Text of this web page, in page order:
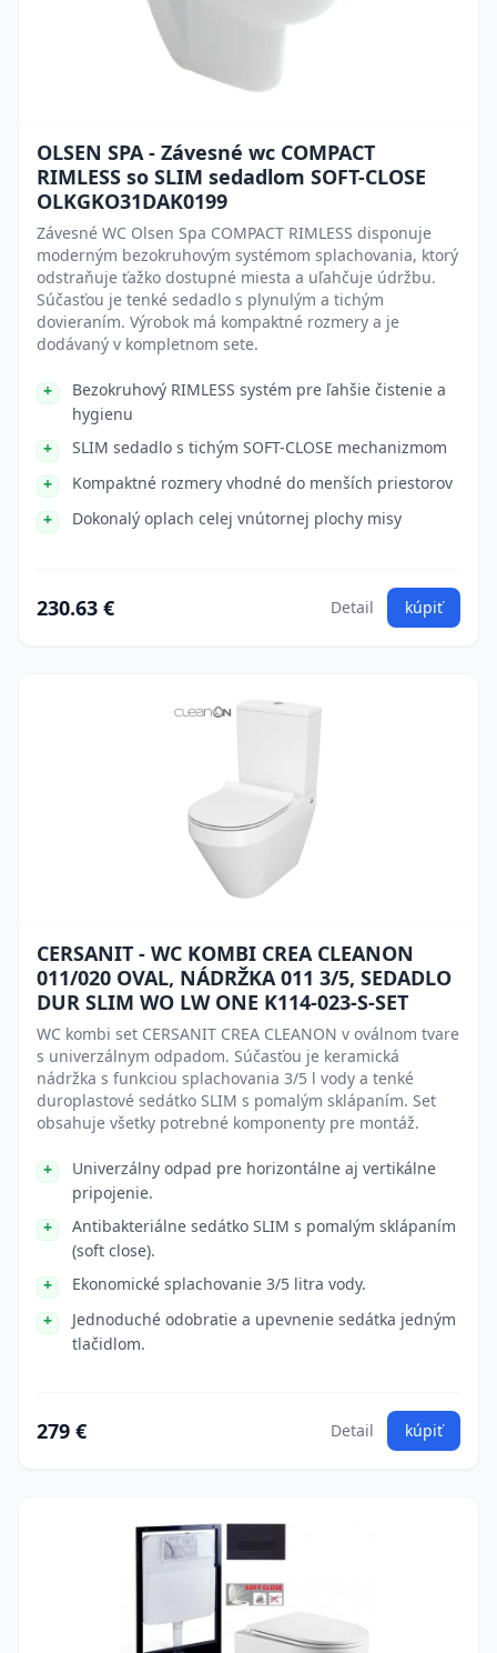
OLSEN SPA - Závesné wc COMPACT
RIMLESS so SLIM sedadlom SOFT-CLOSE
OLKGKO31DAK0199
Závesné WC Olsen Spa COMPACT RIMLESS disponuje
moderným bezokruhovým systémom splachovania, ktorý
odstraňuje ťažko dostupné miesta a uľahčuje údržbu.
Súčasťou je tenké sedadlo s plynulým a tichým
dovieraním. Výrobok má kompaktné rozmery a je
dodávaný v kompletnom sete.
Bezokruhový RIMLESS systém pre ľahšie čistenie a
hygienu
SLIM sedadlo s tichým SOFT-CLOSE mechanizmom
Kompaktné rozmery vhodné do menších priestorov
Dokonalý oplach celej vnútornej plochy misy
230.63 € Detail kúpiť
CERSANIT - WC KOMBI CREA CLEANON
011/020 OVAL, NÁDRŽKA 011 3/5, SEDADLO
DUR SLIM WO LW ONE K114-023-S-SET
WC kombi set CERSANIT CREA CLEANON v oválnom tvare
s univerzálnym odpadom. Súčasťou je keramická
nádržka s funkciou splachovania 3/5 l vody a tenké
duroplastové sedátko SLIM s pomalým sklápaním. Set
obsahuje všetky potrebné komponenty pre montáž.
Univerzálny odpad pre horizontálne aj vertikálne
pripojenie.
Antibakteriálne sedátko SLIM s pomalým sklápaním
(soft close).
Ekonomické splachovanie 3/5 litra vody.
Jednoduché odobratie a upevnenie sedátka jedným
tlačidlom.
279 € Detail kúpiť